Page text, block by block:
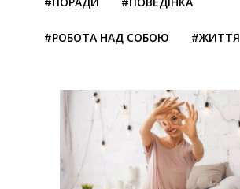
#РОБОТА НАД СОБОЮ #ЖИТТЯ